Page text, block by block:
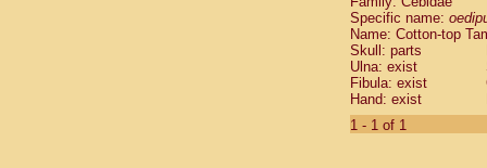
Cebidae
Cebidae
Cebidae
Cebidae
Cebidae
Cebidae
Cebidae
Specific name:
Name: Cotton-top
Skull: parts
Ulna: exist
Fibula: exist
Hand: exist
1 - 1 of 1